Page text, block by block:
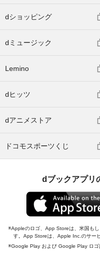
dショッピング
dミュージック
Lemino
dヒッツ
dアニメストア
ドコモスポーツくじ
dブックアプリ
Appleのロゴ、App Storeは、米国も
す。App Storeは、Apple Inc.のサー
Google Play および Google Play ロゴ